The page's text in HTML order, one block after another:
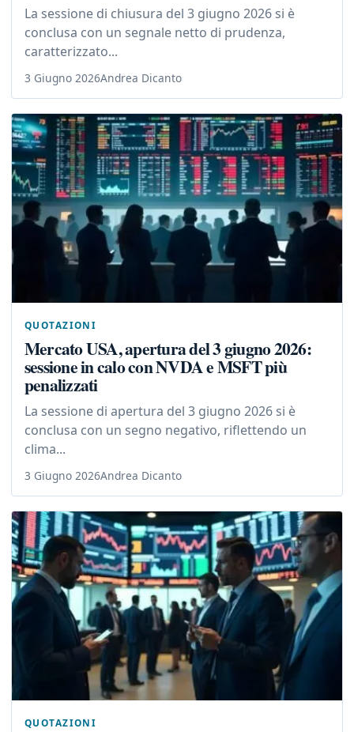
La sessione di chiusura del 3 giugno 2026 si è
conclusa con un segnale netto di prudenza,
caratterizzato...
3 Giugno 2026Andrea Dicanto
QUOTAZIONI
Mercato USA, apertura del 3 giugno 2026:
sessione in calo con NVDA e MSFT più
penalizzati
La sessione di apertura del 3 giugno 2026 si è
conclusa con un segno negativo, riflettendo un
clima...
3 Giugno 2026Andrea Dicanto
QUOTAZIONI